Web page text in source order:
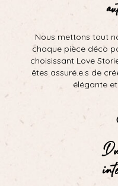
Nous mettons tout
chaque pièce déco
choisissant Love
êtes assuré.e.s de
élégante